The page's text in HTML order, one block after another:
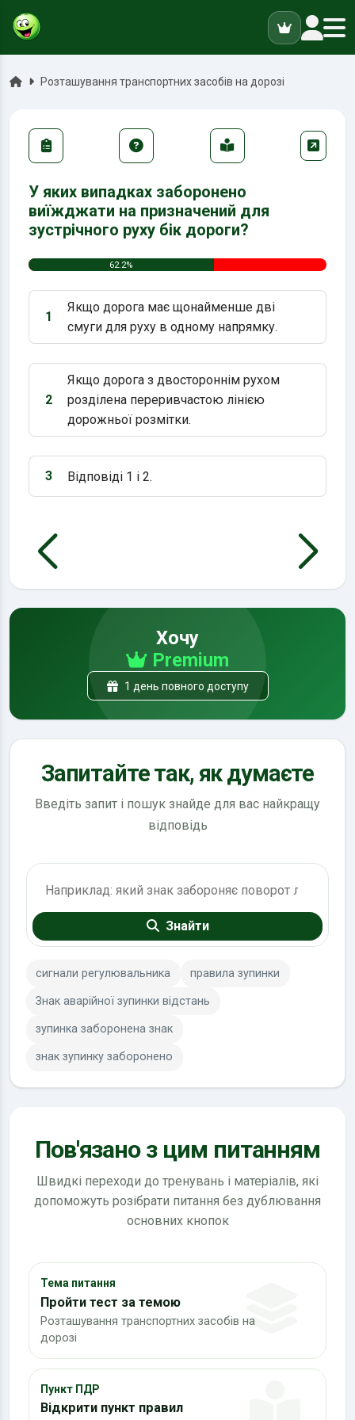
ГоловнаРозташування транспортних засобів на дорозі
У яких випадках заборонено
виїжджати на призначений для
зустрічного руху бік дороги?
62.2%
Варіант 1:
1
Якщо дорога має щонайменше дві
смуги для руху в одному напрямку.
Варіант 2:
2
Якщо дорога з двостороннім рухом
розділена переривчастою лінією
дорожньої розмітки.
Варіант 3:
3 Відповіді 1 і 2.
Хочу
Premium
1 день повного доступу
Запитайте так, як думаєте
Введіть запит і пошук знайде для вас найкращу
відповідь
Знайти
сигнали регулювальника правила зупинки
Знак аварійної зупинки відстань
зупинка заборонена знак
знак зупинку заборонено
Пов'язано з цим питанням
Швидкі переходи до тренувань і матеріалів, які
допоможуть розібрати питання без дублювання
основних кнопок
Тема питання
Пройти тест за темою
Розташування транспортних засобів на
дорозі
Пункт ПДР
Відкрити пункт правил